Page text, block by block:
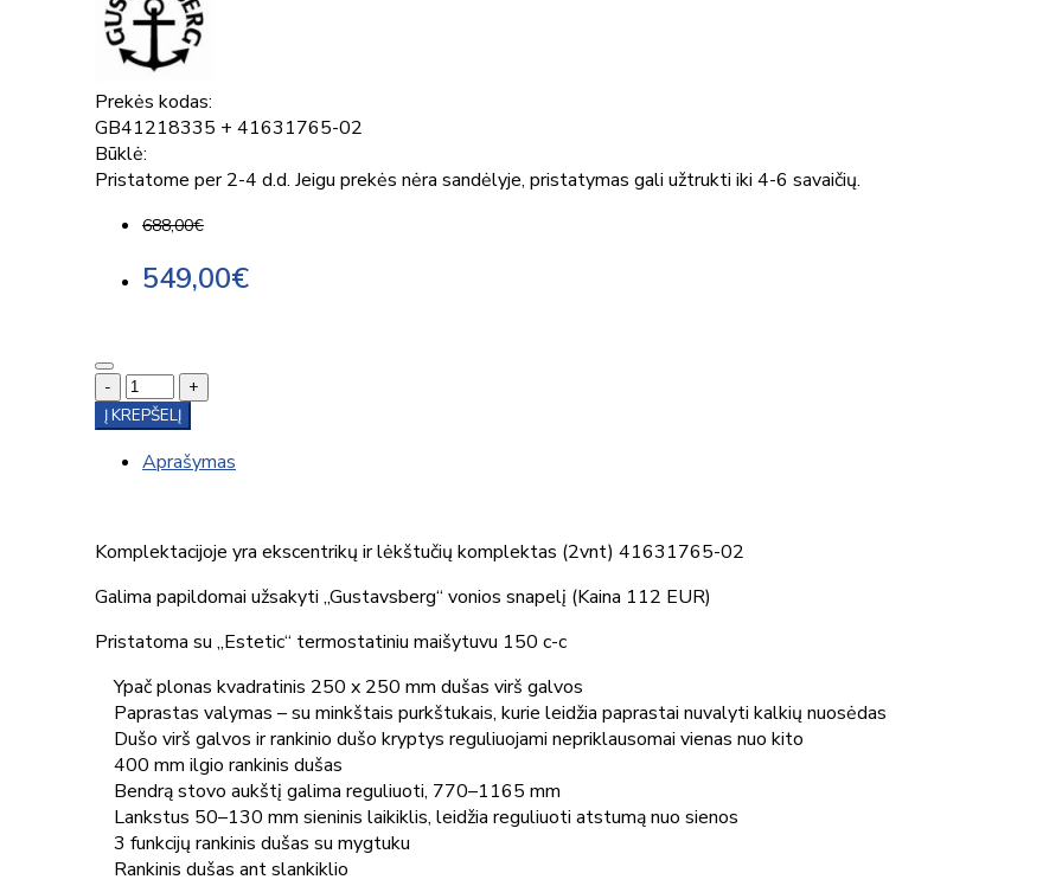
Prekės kodas:
GB41218335 + 41631765-02
Būklė:
Pristatome per 2-4 d.d. Jeigu prekės nėra sandėlyje, pristatymas gali užtrukti iki 4-6 savaičių.
688,00€
549,00€
-
+
Į KREPŠELĮ
Aprašymas
Komplektacijoje yra ekscentrikų ir lėkštučių komplektas (2vnt) 41631765-02
Galima papildomai užsakyti „Gustavsberg“ vonios snapelį (Kaina 112 EUR)
Pristatoma su „Estetic“ termostatiniu maišytuvu 150 c-c
Ypač plonas kvadratinis 250 x 250 mm dušas virš galvos
Paprastas valymas – su minkštais purkštukais, kurie leidžia paprastai nuvalyti kalkių nuosėdas
Dušo virš galvos ir rankinio dušo kryptys reguliuojami nepriklausomai vienas nuo kito
400 mm ilgio rankinis dušas
Bendrą stovo aukštį galima reguliuoti, 770–1165 mm
Lankstus 50–130 mm sieninis laikiklis, leidžia reguliuoti atstumą nuo sienos
3 funkcijų rankinis dušas su mygtuku
Rankinis dušas ant slankiklio